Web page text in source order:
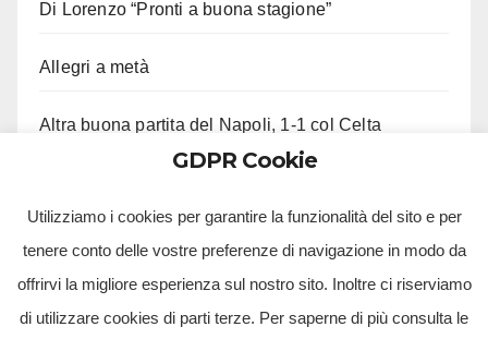
Di Lorenzo “Pronti a buona stagione”
Allegri a metà
Altra buona partita del Napoli, 1-1 col Celta
GDPR Cookie
Utilizziamo i cookies per garantire la funzionalità del sito e per
tenere conto delle vostre preferenze di navigazione in modo da
offrirvi la migliore esperienza sul nostro sito. Inoltre ci riserviamo
di utilizzare cookies di parti terze. Per saperne di più consulta le